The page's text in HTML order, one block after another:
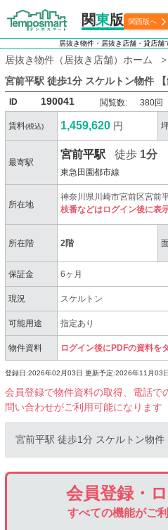
関東版 関西版へ
居抜き物件・居抜き店舗・貸店舗
居抜き物件（居抜き店舗）ホーム
宮前平駅 徒歩1分 スケルトン物件 【
ID 190041 閲覧数: 380回
賃料(税込) 1,459,620 円
最寄駅
宮前平駅 徒歩 1分
東急田園都市線
所在地
神奈川県川崎市宮前区宮前
枝番などはログイン後に表
所在階 2階
保証金 6ヶ月
現況 スケルトン
可能用途 指定あり
物件資料 ログイン後にPDFの資料を
登録日:2026年02月03日 更新予定:2026年11月03日
会員登録で物件資料の取得、電話で
問い合わせがご利用可能になります
宮前平駅 徒歩1分 スケルトン物件
会員登録・
すべての機能がご